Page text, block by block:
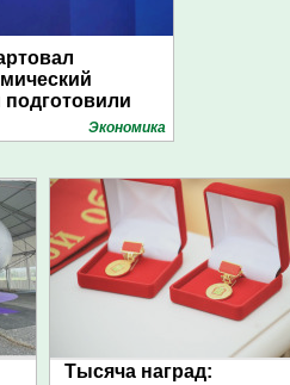
Экономика
Тысяча наград: